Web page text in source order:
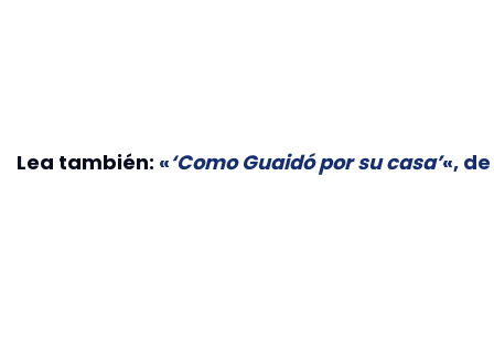
Lea también: «‘Como Guaidó por su casa’«,